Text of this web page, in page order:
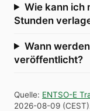
Wie kann ich
Stunden
Wann
veröffentlicht?
Quelle: ENTSO-E
2026-08-09 (CEST